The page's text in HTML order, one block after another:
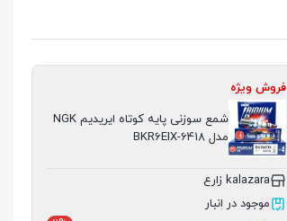
فروش ویژه
شمع سوزنی پایه کوتاه ایریدیم NGK
مدل BKR6EIX-6418
kalazara زارع
موجود در انبار